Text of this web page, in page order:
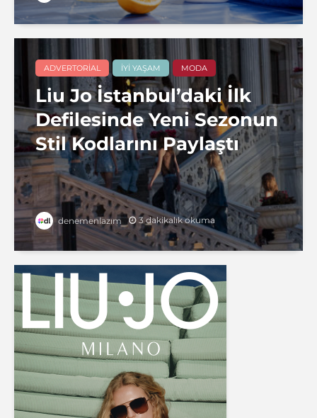
ADVERTORIAL İYI YAŞAM MODA
Liu Jo İstanbul’daki İlk
Defilesinde Yeni Sezonun
Stil Kodlarını Paylaştı
denemenlazım 3 dakikalık okuma